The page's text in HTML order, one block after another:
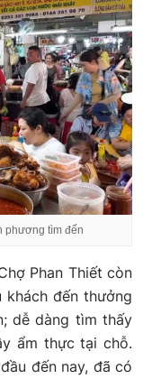
phương tìm đến
Phan Thiết còn
đến thưởng
dễ dàng tìm thấy
ẩm thực tại chỗ.
đến nay, đã có